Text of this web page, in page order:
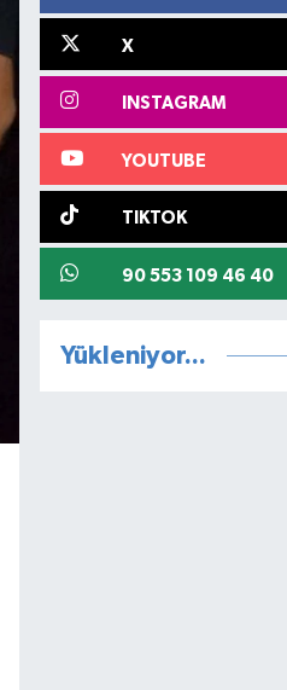
X
INSTAGRAM
YOUTUBE
TIKTOK
90 553 109 46 40
Yükleniyor...